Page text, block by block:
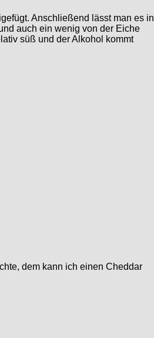
Anschließend lässt man es in
auch ein wenig von der Eiche
süß und der Alkohol kommt
dem kann ich einen Cheddar